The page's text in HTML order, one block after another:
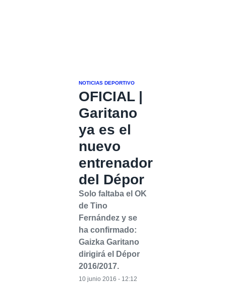
NOTICIAS DEPORTIVO
OFICIAL |
Garitano
ya es el
nuevo
entrenador
del Dépor
Solo faltaba el OK
de Tino
Fernández y se
ha confirmado:
Gaizka Garitano
dirigirá el Dépor
2016/2017.
10 junio 2016 - 12:12